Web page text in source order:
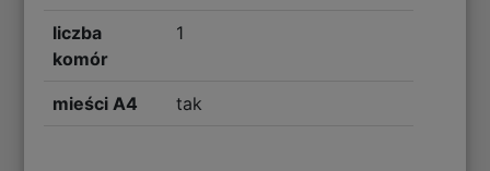
liczba
komór
1
mieści A4 tak